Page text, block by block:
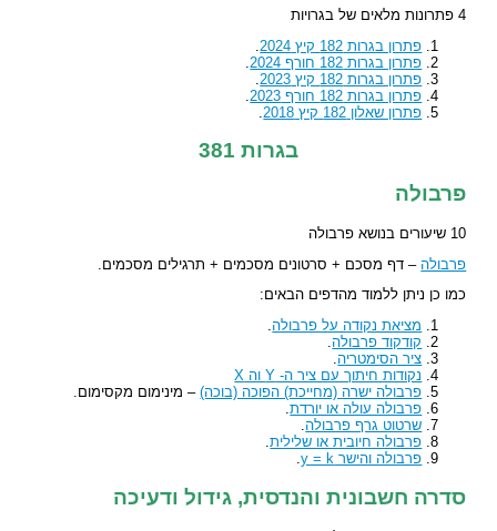
4 פתרונות מלאים של בגרויות
פתרון בגרות 182 קיץ 2024
.
פתרון בגרות 182 חורף 2024
.
פתרון בגרות 182 קיץ 2023
.
פתרון בגרות 182 חורף 2023
.
פתרון שאלון 182 קיץ 2018
.
בגרות 381
פרבולה
10 שיעורים בנושא פרבולה
פרבולה – דף מסכם + סרטונים מסכמים + תרגילים מסכמים.
כמו כן ניתן ללמוד מהדפים הבאים:
מציאת נקודה על פרבולה.
קודקוד פרבולה.
ציר הסימטריה.
נקודות חיתוך עם ציר ה- Y וה X
פרבולה ישרה (מחייכת) הפוכה (בוכה)– מינימום מקסימום.
פרבולה עולה או יורדת.
שרטוט גרף פרבולה.
פרבולה חיובית או שלילית.
פרבולה והישר y = k
.
סדרה חשבונית והנדסית, גידול ודעיכה